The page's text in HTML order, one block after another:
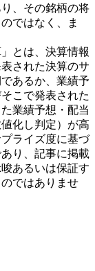
、その銘柄の将
ではなく、ま
とは、決算情報
された決算のサ
あるか、業績予
こで発表された
業績予想・配当
化し判定）が高
ライズ度に基づ
り、記事に掲載
あるいは保証す
ではありませ